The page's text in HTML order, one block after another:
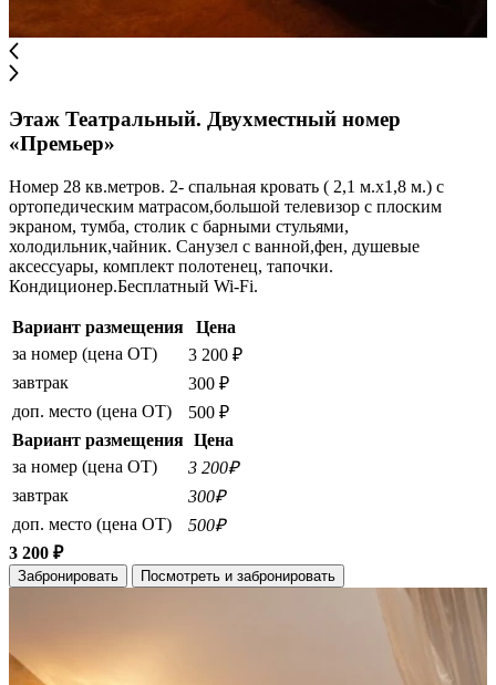
Этаж Театральный. Двухместный номер
«Премьер»
Номер 28 кв.метров. 2- спальная кровать ( 2,1 м.х1,8 м.) с
ортопедическим матрасом,большой телевизор с плоским
экраном, тумба, столик с барными стульями,
холодильник,чайник. Санузел с ванной,фен, душевые
аксессуары, комплект полотенец, тапочки.
Кондиционер.Бесплатный Wi-Fi.
Вариант размещения
Цена
за номер (цена ОТ)
3 200 ₽
завтрак
300 ₽
доп. место (цена ОТ)
500 ₽
Вариант размещения Цена
за номер (цена ОТ)
3 200₽
завтрак
300₽
доп. место (цена ОТ)
500₽
3 200 ₽
Забронировать Посмотреть и забронировать